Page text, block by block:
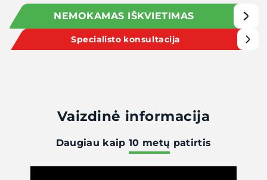
NEMOKAMAS IŠKVIETIMAS
Specialisto konsultacija
Vaizdinė informacija
Daugiau kaip10 metų patirtis